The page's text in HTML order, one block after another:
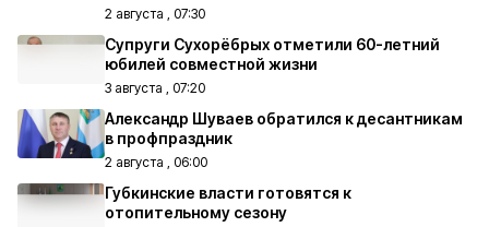
2 августа , 07:30
Супруги Сухорёбрых отметили 60-летний
юбилей совместной жизни
3 августа , 07:20
Александр Шуваев обратился к десантникам
в профпраздник
2 августа , 06:00
Губкинские власти готовятся к
отопительному сезону